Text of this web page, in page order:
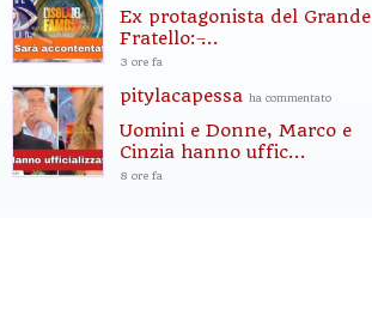
Ex protagonista del Grande
Fratello: ̶...
3 ore fa
pitylacapessa ha commentato
Uomini e Donne, Marco e
Cinzia hanno uffic...
8 ore fa